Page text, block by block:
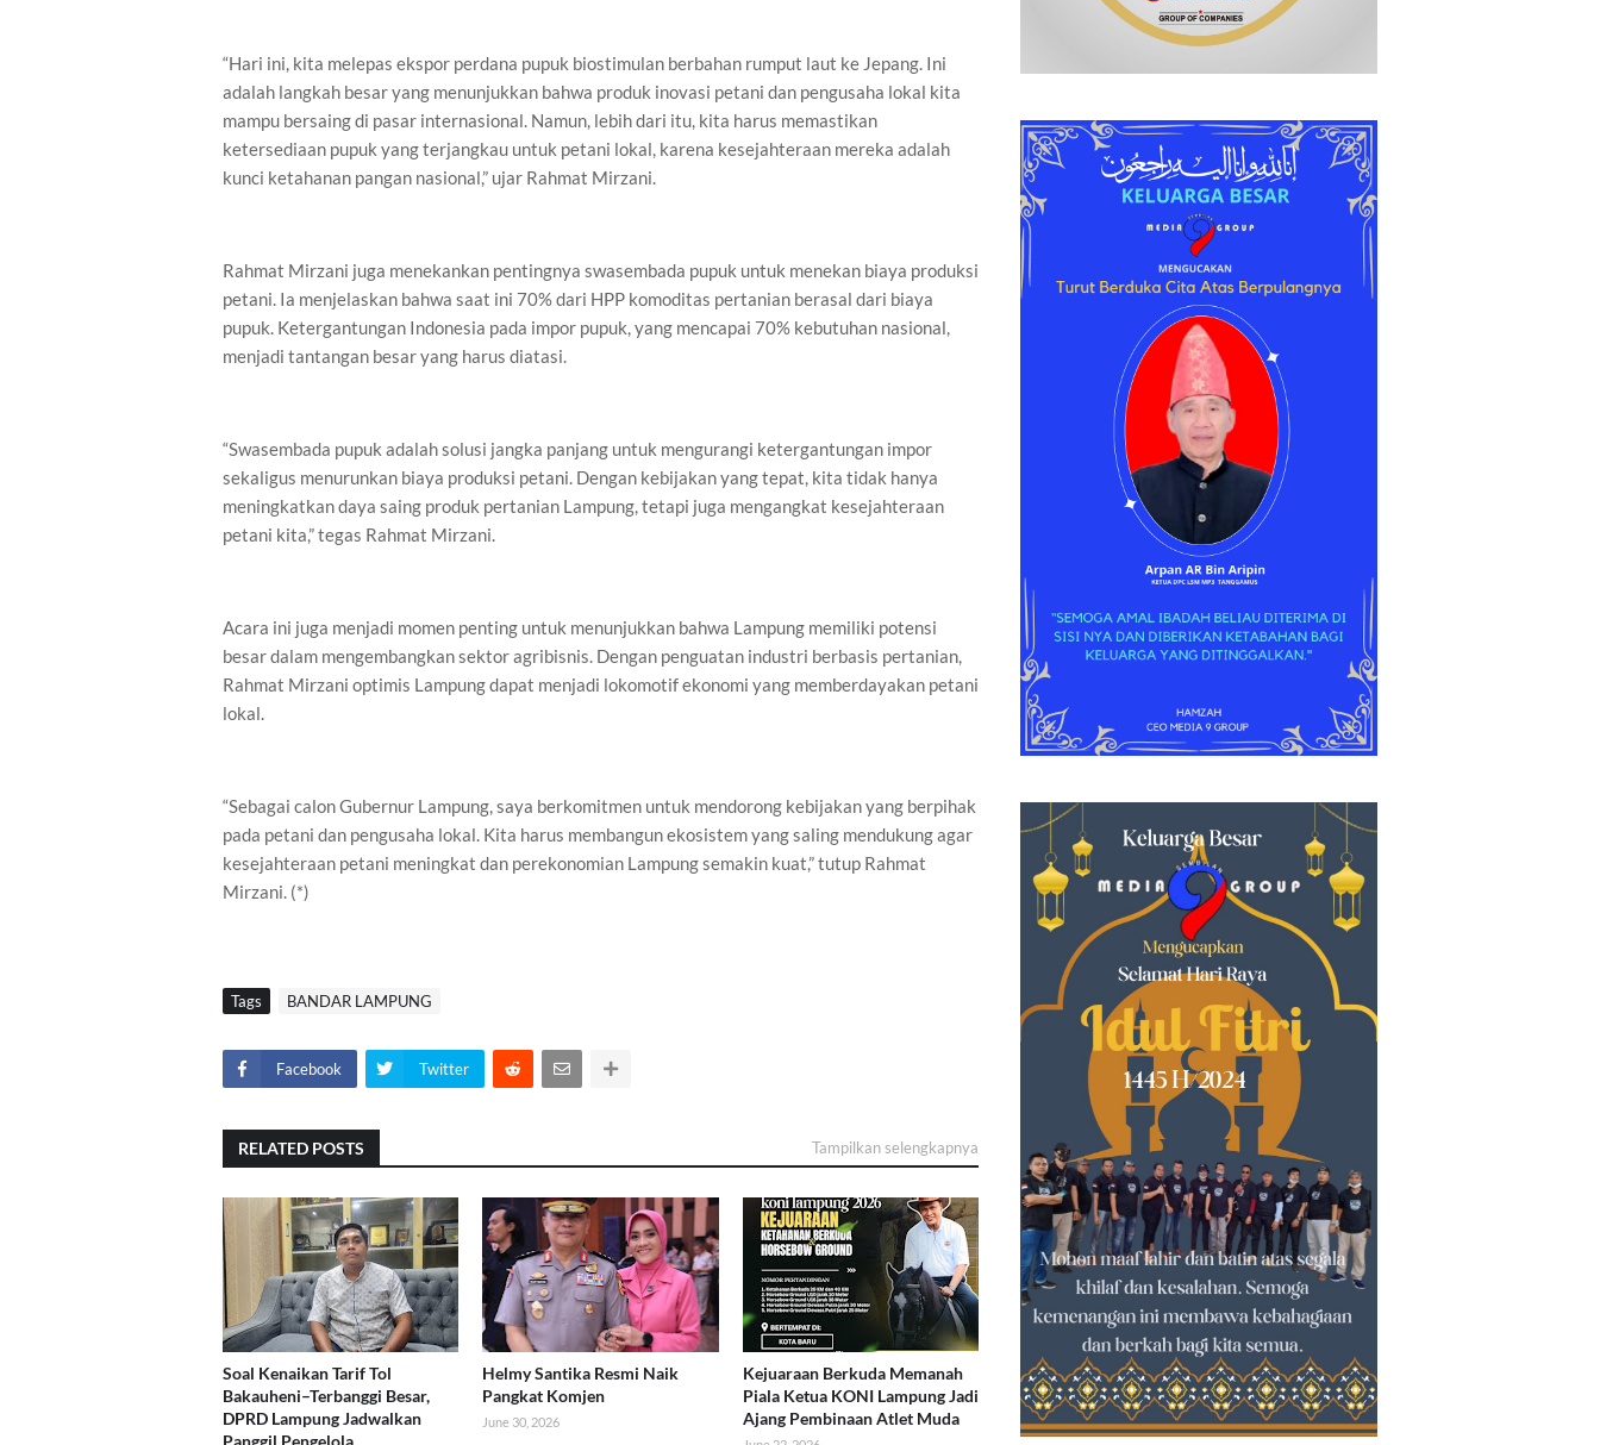
“Hari ini, kita melepas ekspor perdana pupuk biostimulan berbahan rumput laut ke Jepang. Ini
adalah langkah besar yang menunjukkan bahwa produk inovasi petani dan pengusaha lokal kita
mampu bersaing di pasar internasional. Namun, lebih dari itu, kita harus memastikan
ketersediaan pupuk yang terjangkau untuk petani lokal, karena kesejahteraan mereka adalah
kunci ketahanan pangan nasional,” ujar Rahmat Mirzani.
Rahmat Mirzani juga menekankan pentingnya swasembada pupuk untuk menekan biaya produksi
petani. Ia menjelaskan bahwa saat ini 70% dari HPP komoditas pertanian berasal dari biaya
pupuk. Ketergantungan Indonesia pada impor pupuk, yang mencapai 70% kebutuhan nasional,
menjadi tantangan besar yang harus diatasi.
“Swasembada pupuk adalah solusi jangka panjang untuk mengurangi ketergantungan impor
sekaligus menurunkan biaya produksi petani. Dengan kebijakan yang tepat, kita tidak hanya
meningkatkan daya saing produk pertanian Lampung, tetapi juga mengangkat kesejahteraan
petani kita,” tegas Rahmat Mirzani.
Acara ini juga menjadi momen penting untuk menunjukkan bahwa Lampung memiliki potensi
besar dalam mengembangkan sektor agribisnis. Dengan penguatan industri berbasis pertanian,
Rahmat Mirzani optimis Lampung dapat menjadi lokomotif ekonomi yang memberdayakan petani
lokal.
“Sebagai calon Gubernur Lampung, saya berkomitmen untuk mendorong kebijakan yang berpihak
pada petani dan pengusaha lokal. Kita harus membangun ekosistem yang saling mendukung agar
kesejahteraan petani meningkat dan perekonomian Lampung semakin kuat,” tutup Rahmat
Mirzani. (*)
Tags BANDAR LAMPUNG
Facebook Twitter
RELATED POSTS Tampilkan selengkapnya
Soal Kenaikan Tarif Tol
Bakauheni–Terbanggi Besar,
DPRD Lampung Jadwalkan
Panggil Pengelola
Helmy Santika Resmi Naik
Pangkat Komjen
June 30, 2026
Kejuaraan Berkuda Memanah
Piala Ketua KONI Lampung Jadi
Ajang Pembinaan Atlet Muda